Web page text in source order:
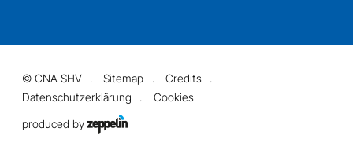
©CNA SHV Sitemap
Credits
Datenschutzerklärung
Cookies
produced by